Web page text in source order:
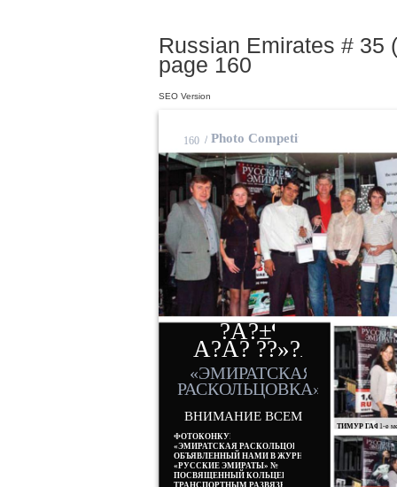
Russian Emirates # 35
page 160
ВНИМАНИЕ ВСЕМ!!!
ФОТОКОНКУРС
«ЭМИРАТСКАЯ РАСКОЛЬЦОВКА»,
ОБЪЯВЛЕННЫЙ НАМИ В ЖУРНАЛЕ
«РУССКИЕ ЭМИРАТЫ» № 33 И
ПОСВЯЩЕННЫЙ КОЛЬЦЕВЫМ
ТРАНСПОРТНЫМ РАЗВЯЗКАМ
?A?±¶
A?A? ??»?A??®
«ЭМИРАТСКАЯ
РАСКОЛЬЦОВКА»
ТИМУР 1-е
160 / Photo Competition
SEO Version